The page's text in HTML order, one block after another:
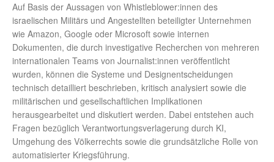
Auf Basis der Aussagen von Whistleblower:innen des
israelischen Militärs und Angestellten beteiligter Unternehmen
wie Amazon, Google oder Microsoft sowie internen
Dokumenten, die durch investigative Recherchen von mehreren
internationalen Teams von Journalist:innen veröffentlicht
wurden, können die Systeme und Designentscheidungen
technisch detailliert beschrieben, kritisch analysiert sowie die
militärischen und gesellschaftlichen Implikationen
herausgearbeitet und diskutiert werden. Dabei entstehen auch
Fragen bezüglich Verantwortungsverlagerung durch KI,
Umgehung des Völkerrechts sowie die grundsätzliche Rolle von
automatisierter Kriegsführung.